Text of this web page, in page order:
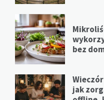
bez
jak